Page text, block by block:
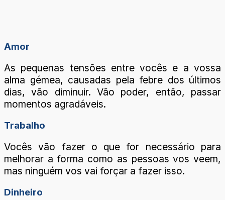
Amor
As pequenas tensões entre vocês e a vossa
alma gémea, causadas pela febre dos últimos
dias, vão diminuir. Vão poder, então, passar
momentos agradáveis.
Trabalho
Vocês vão fazer o que for necessário para
melhorar a forma como as pessoas vos veem,
mas ninguém vos vai forçar a fazer isso.
Dinheiro